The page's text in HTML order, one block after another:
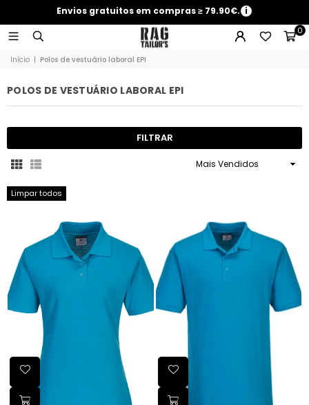
Envios gratuitos em compras ≥ 79.90€. i
0
Início | Polos de vestuário laboral EPI
POLOS DE VESTUÁRIO LABORAL EPI
FILTRAR
Ordenar
Limpar todos